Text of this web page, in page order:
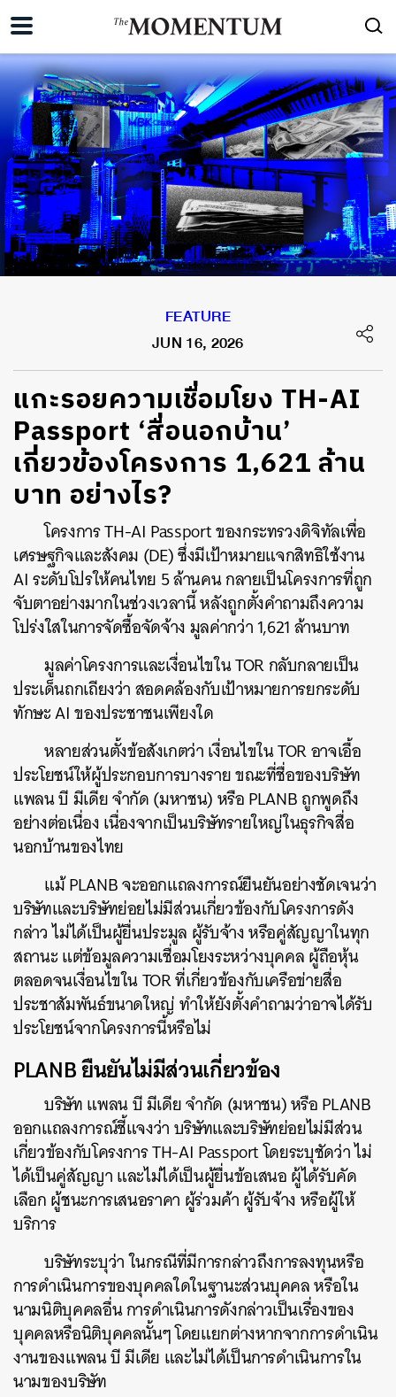
FEATURE
JUN 16, 2026
แกะรอยความเชื่อมโยง TH-AI
Passport ‘สื่อนอกบ้าน’
เกี่ยวข้องโครงการ 1,621 ล้าน
บาท อย่างไร?
โครงการ TH-AI Passport ของกระทรวงดิจิทัลเพื่อ
เศรษฐกิจและสังคม (DE) ซึ่งมีเป้าหมายแจกสิทธิใช้งาน
AI ระดับโปรให้คนไทย 5 ล้านคน กลายเป็นโครงการที่ถูก
จับตาอย่างมากในช่วงเวลานี้ หลังถูกตั้งคำถามถึงความ
โปร่งใสในการจัดซื้อจัดจ้าง มูลค่ากว่า 1,621 ล้านบาท
มูลค่าโครงการและเงื่อนไขใน TOR กลับกลายเป็น
ประเด็นถกเถียงว่า สอดคล้องกับเป้าหมายการยกระดับ
ทักษะ AI ของประชาชนเพียงใด
หลายส่วนตั้งข้อสังเกตว่า เงื่อนไขใน TOR อาจเอื้อ
ประโยชน์ให้ผู้ประกอบการบางราย ขณะที่ชื่อของบริษัท
แพลน บี มีเดีย จำกัด (มหาชน) หรือ PLANB ถูกพูดถึง
อย่างต่อเนื่อง เนื่องจากเป็นบริษัทรายใหญ่ในธุรกิจสื่อ
นอกบ้านของไทย
แม้ PLANB จะออกแถลงการณ์ยืนยันอย่างชัดเจนว่า
บริษัทและบริษัทย่อยไม่มีส่วนเกี่ยวข้องกับโครงการดัง
กล่าว ไม่ได้เป็นผู้ยื่นประมูล ผู้รับจ้าง หรือคู่สัญญาในทุก
สถานะ แต่ข้อมูลความเชื่อมโยงระหว่างบุคคล ผู้ถือหุ้น
ตลอดจนเงื่อนไขใน TOR ที่เกี่ยวข้องกับเครือข่ายสื่อ
ประชาสัมพันธ์ขนาดใหญ่ ทำให้ยังตั้งคำถามว่าอาจได้รับ
ประโยชน์จากโครงการนี้หรือไม่
PLANB ยืนยันไม่มีส่วนเกี่ยวข้อง
บริษัท แพลน บี มีเดีย จำกัด (มหาชน) หรือ PLANB
ออกแถลงการณ์ชี้แจงว่า บริษัทและบริษัทย่อยไม่มีส่วน
เกี่ยวข้องกับโครงการ TH-AI Passport โดยระบุชัดว่า ไม่
ได้เป็นคู่สัญญา และไม่ได้เป็นผู้ยื่นข้อเสนอ ผู้ได้รับคัด
เลือก ผู้ชนะการเสนอราคา ผู้ร่วมค้า ผู้รับจ้าง หรือผู้ให้
บริการ
บริษัทระบุว่า ในกรณีที่มีการกล่าวถึงการลงทุนหรือ
การดำเนินการของบุคคลใดในฐานะส่วนบุคคล หรือใน
นามนิติบุคคลอื่น การดำเนินการดังกล่าวเป็นเรื่องของ
บุคคลหรือนิติบุคคลนั้นๆ โดยแยกต่างหากจากการดำเนิน
งานของแพลน บี มีเดีย และไม่ได้เป็นการดำเนินการใน
นามของบริษัท